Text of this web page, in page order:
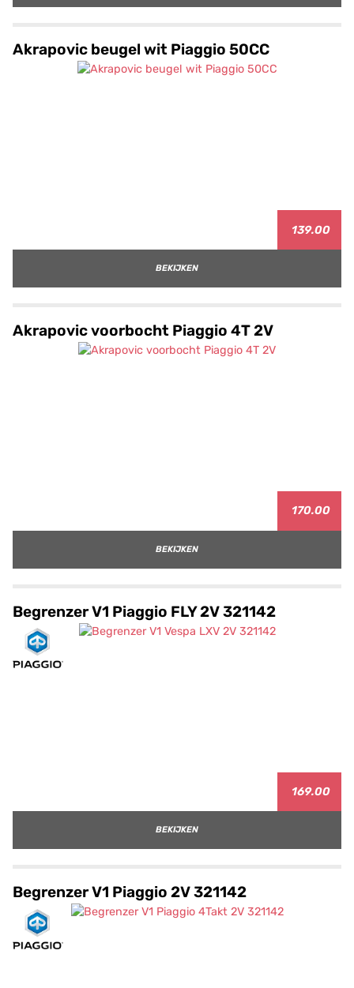
Akrapovic beugel wit Piaggio 50CC
139.00
BEKIJKEN
Akrapovic voorbocht Piaggio 4T 2V
170.00
BEKIJKEN
Begrenzer V1 Piaggio FLY 2V 321142
169.00
BEKIJKEN
Begrenzer V1 Piaggio 2V 321142